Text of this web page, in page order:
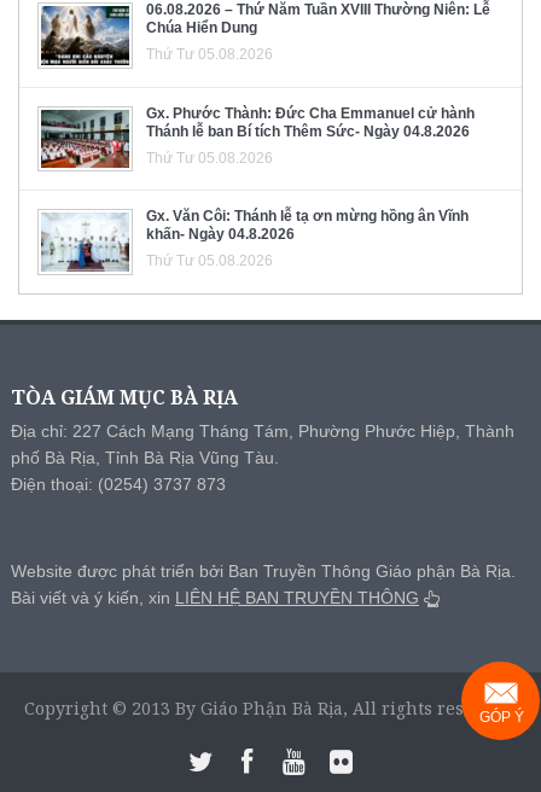
06.08.2026 – Thứ Năm Tuần XVIII Thường Niên: Lễ
Chúa Hiển Dung
Thứ Tư 05.08.2026
Gx. Phước Thành: Đức Cha Emmanuel cử hành
Thánh lễ ban Bí tích Thêm Sức- Ngày 04.8.2026
Thứ Tư 05.08.2026
Gx. Văn Côi: Thánh lễ tạ ơn mừng hồng ân Vĩnh
khấn- Ngày 04.8.2026
Thứ Tư 05.08.2026
TÒA GIÁM MỤC BÀ RỊA
Địa chỉ: 227 Cách Mạng Tháng Tám, Phường Phước Hiệp, Thành
phố Bà Rịa, Tỉnh Bà Rịa Vũng Tàu.
Điện thoại: (0254) 3737 873
Website được phát triển bởi Ban Truyền Thông Giáo phận Bà Rịa.
Bài viết và ý kiến, xin LIÊN HỆ BAN TRUYỀN THÔNG
Copyright © 2013 By Giáo Phận Bà Rịa, All rights reserved.
GÓP Ý